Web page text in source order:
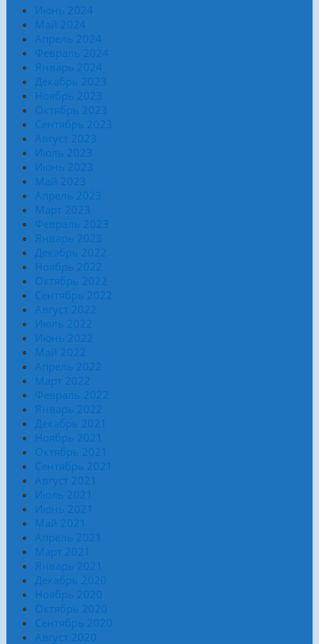
Июнь 2024
Май 2024
Апрель 2024
Февраль 2024
Январь 2024
Декабрь 2023
Ноябрь 2023
Октябрь 2023
Сентябрь 2023
Август 2023
Июль 2023
Июнь 2023
Май 2023
Апрель 2023
Март 2023
Февраль 2023
Январь 2023
Декабрь 2022
Ноябрь 2022
Октябрь 2022
Сентябрь 2022
Август 2022
Июль 2022
Июнь 2022
Май 2022
Апрель 2022
Март 2022
Февраль 2022
Январь 2022
Декабрь 2021
Ноябрь 2021
Октябрь 2021
Сентябрь 2021
Август 2021
Июль 2021
Июнь 2021
Май 2021
Апрель 2021
Март 2021
Январь 2021
Декабрь 2020
Ноябрь 2020
Октябрь 2020
Сентябрь 2020
Август 2020